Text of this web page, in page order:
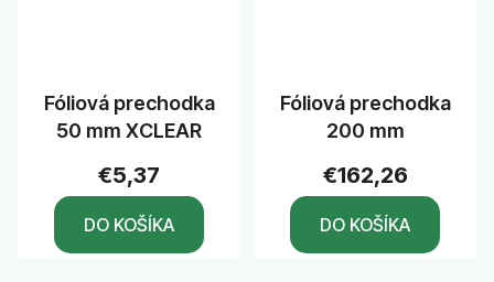
Fóliová prechodka
50 mm XCLEAR
€5,37
DO KOŠÍKA
Fóliová prechodka
200 mm
€162,26
DO KOŠÍKA